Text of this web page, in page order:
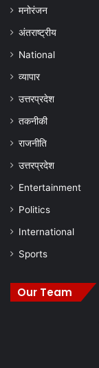
मनोरंजन
अंतराष्ट्रीय
National
व्यापार
उत्तरप्रदेश
तकनीकी
राजनीति
उत्तरप्रदेश
Entertainment
Politics
International
Sports
Our Team